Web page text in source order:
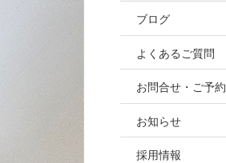
ブログ
よくあるご質問
お問合せ・ご予約
お知らせ
採用情報